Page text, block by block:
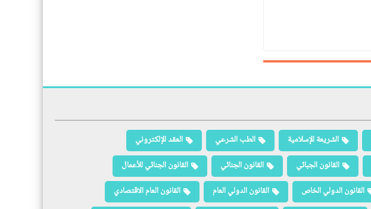
الشريعة الإسلامية الطب الشرعي
العقد الإلكتروني
القانون الجبائي القانون الجنائي
القانون الجنائي للأعمال
القانون الدولي الخاص القانون الدولي العام
القانون العام الاقتصادي